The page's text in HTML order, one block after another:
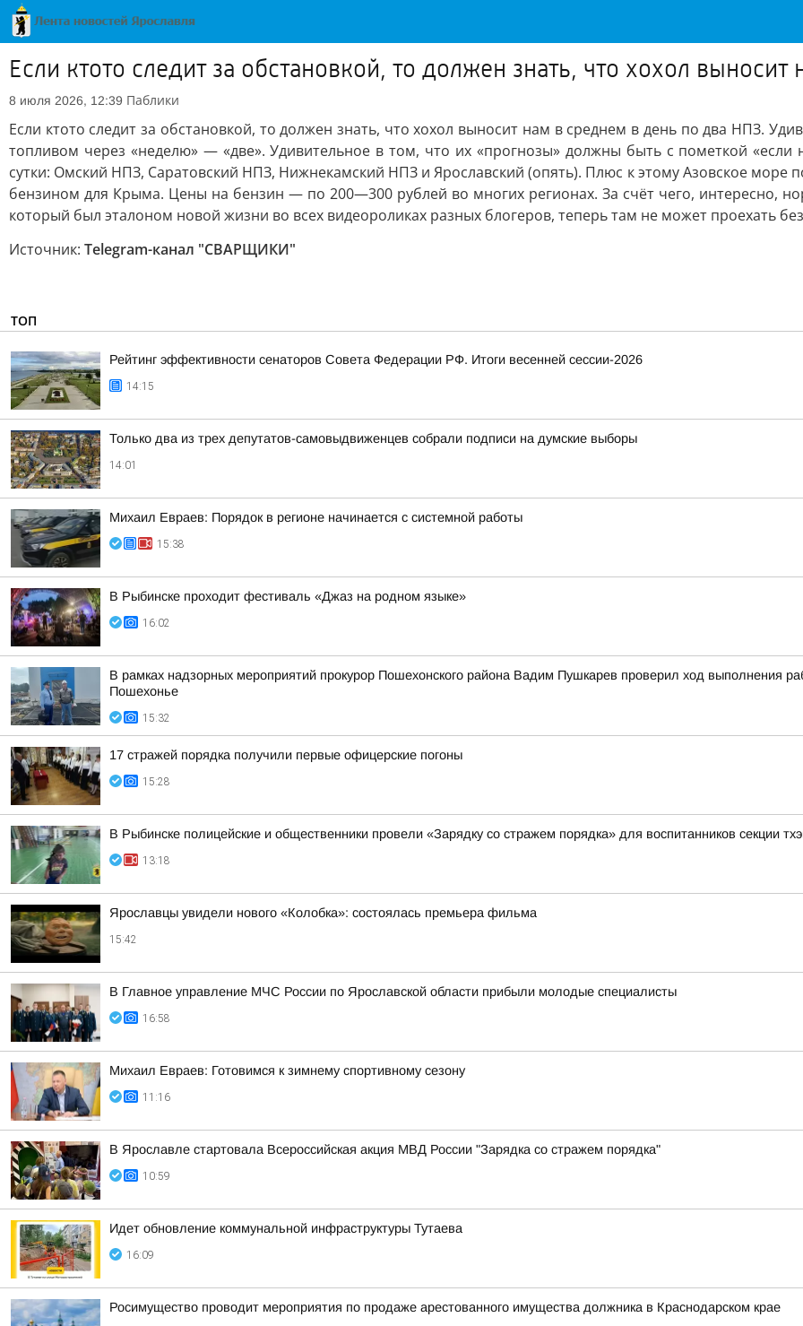
Если ктото следит за обстановкой, то должен знать, что хохол
8 июля 2026, 12:39 Паблики
Если ктото следит за обстановкой, то должен знать, что хохол выносит нам в среднем в день по два НПЗ.
топливом через «неделю» — «две». Удивительное в том, что их «прогнозы» должны быть с пометкой «если
сутки: Омский НПЗ, Саратовский НПЗ, Нижнекамский НПЗ и Ярославский (опять). Плюс к этому Азовское море
бензином для Крыма. Цены на бензин — по 200—300 рублей во многих регионах. За счёт чего, интересно,
который был эталоном новой жизни во всех видеороликах разных блогеров, теперь там не может проехать
Источник: Telegram-канал "СВАРЩИКИ"
ТОП
Рейтинг эффективности сенаторов Совета Федерации РФ. Итоги весенней сессии-2026
14:15
Только два из трех депутатов-самовыдвиженцев собрали подписи на думские выборы
14:01
Михаил Евраев: Порядок в регионе начинается с системной работы
15:38
В Рыбинске проходит фестиваль «Джаз на родном языке»
16:02
В рамках надзорных мероприятий прокурор Пошехонского района Вадим Пушкарев проверил ход выполнения
Пошехонье
15:32
17 стражей порядка получили первые офицерские погоны
15:28
В Рыбинске полицейские и общественники провели «Зарядку со стражем порядка» для воспитанников секции
13:18
Ярославцы увидели нового «Колобка»: состоялась премьера фильма
15:42
В Главное управление МЧС России по Ярославской области прибыли молодые специалисты
16:58
Михаил Евраев: Готовимся к зимнему спортивному сезону
11:16
В Ярославле стартовала Всероссийская акция МВД России "Зарядка со стражем порядка"
10:59
Идет обновление коммунальной инфраструктуры Тутаева
16:09
Росимущество проводит мероприятия по продаже арестованного имущества должника в Краснодарском крае